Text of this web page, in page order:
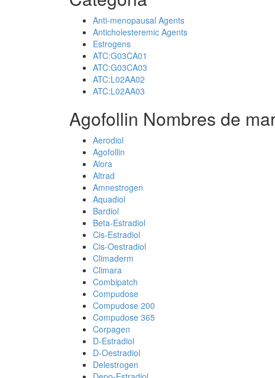
Anti-menopausal Agents
Anticholesteremic Agents
Estrogens
ATC:G03CA01
ATC:G03CA03
ATC:L02AA02
ATC:L02AA03
Agofollin Nombres de
Aerodiol
Agofollin
Alora
Altrad
Amnestrogen
Aquadiol
Bardiol
Beta-Estradiol
Cis-Estradiol
Cis-Oestradiol
Climaderm
Climara
Combipatch
Compudose
Compudose 200
Compudose 365
Corpagen
D-Estradiol
D-Oestradiol
Delestrogen